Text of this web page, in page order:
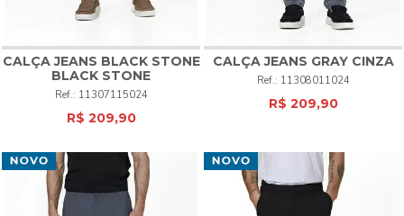
CALÇA JEANS BLACK STONE
BLACK STONE
11307115024
R$ 209,90
CALÇA JEANS GRAY CINZA
11308011024
R$ 209,90